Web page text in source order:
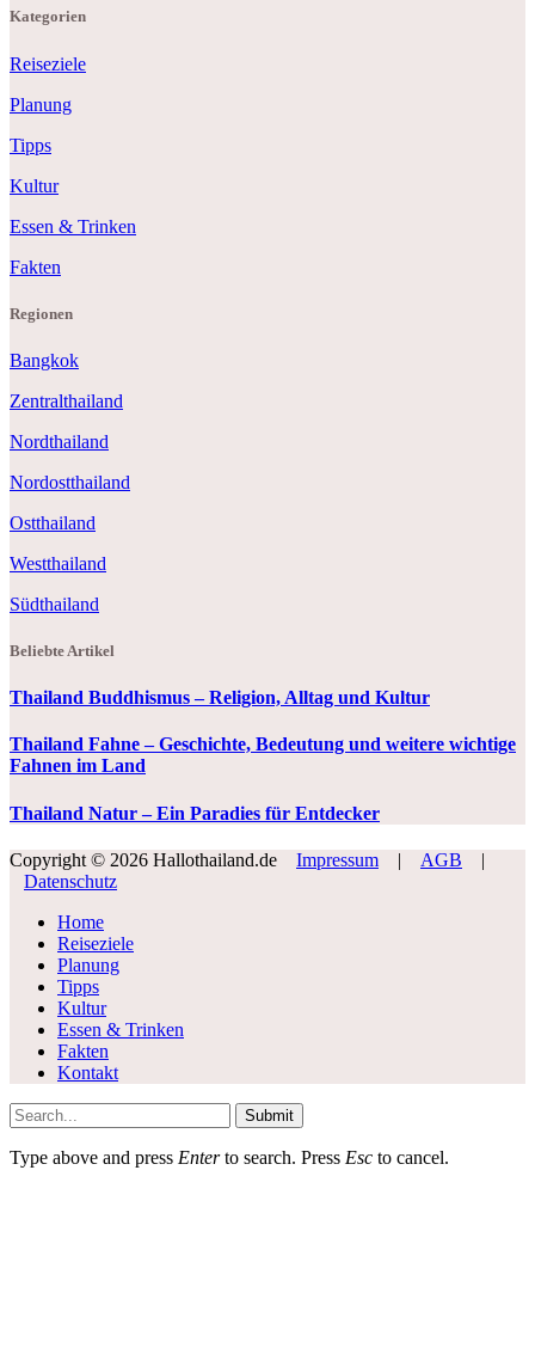
Kategorien
Reiseziele
Planung
Tipps
Kultur
Essen & Trinken
Fakten
Regionen
Bangkok
Zentralthailand
Nordthailand
Nordostthailand
Ostthailand
Westthailand
Südthailand
Beliebte Artikel
Thailand Buddhismus – Religion, Alltag und Kultur
Thailand Fahne – Geschichte, Bedeutung und weitere wichtige
Fahnen im Land
Thailand Natur – Ein Paradies für Entdecker
Copyright © 2026 Hallothailand.de Impressum | AGB
|
Datenschutz
Home
Reiseziele
Planung
Tipps
Kultur
Essen & Trinken
Fakten
Kontakt
Submit
Type above and press Enterto search. Press Esc to cancel.